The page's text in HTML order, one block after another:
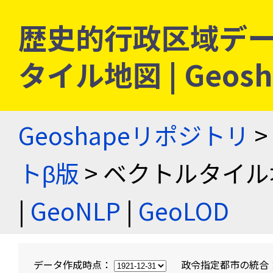
歴史的行政区域デ
タイル地図 |
Geoshapeリポジトリ >
トβ版 > ベクトルタイ
| GeoNLP | GeoLOD
データ作成時点： 政令指定都市の統